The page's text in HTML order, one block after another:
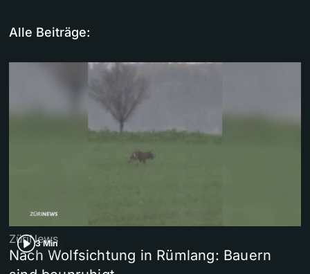
Alle Beiträge:
3 Min
ZüriNews
Nach Wolfsichtung in Rümlang: Bauern